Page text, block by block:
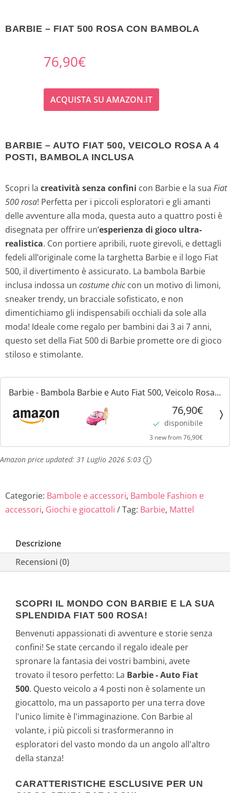
BARBIE – FIAT 500 ROSA CON BAMBOLA
76,90€
ACQUISTA SU AMAZON.IT
BARBIE – AUTO FIAT 500, VEICOLO ROSA A 4
POSTI, BAMBOLA INCLUSA
Scopri la creatività senza confini con Barbie e la sua Fiat
500 rosa! Perfetta per i piccoli esploratori e gli amanti
delle avventure alla moda, questa auto a quattro posti è
disegnata per offrire un’esperienza di gioco ultra-
realistica. Con portiere apribili, ruote girevoli, e dettagli
fedeli all’originale come la targhetta Barbie e il logo Fiat
500, il divertimento è assicurato. La bambola Barbie
inclusa indossa un costume chiccon un motivo di limoni,
sneaker trendy, un bracciale sofisticato, e non
dimentichiamo gli indispensabili occhiali da sole alla
moda! Ideale come regalo per bambini dai 3 ai 7 anni,
questo set della Fiat 500 di Barbie promette ore di gioco
stiloso e stimolante.
Barbie - Bambola Barbie e Auto Fiat 500, Veicolo Rosa a
4 Posti con Bambola Barbie, Abito e Accessori,
Giocattolo per Bambini 3+ Anni, HGV03
76,90€
disponibile
3 new from 76,90€
Amazon price updated: 31 Luglio 2026 5:03
Categorie: Bambole e accessori, Bambole Fashion e
accessori, Giochi e giocattoli Tag: Barbie, Mattel
Descrizione
Recensioni (0)
SCOPRI IL MONDO CON BARBIE E LA SUA
SPLENDIDA FIAT 500 ROSA!
Benvenuti appassionati di avventure e storie senza
confini! Se state cercando il regalo ideale per
spronare la fantasia dei vostri bambini, avete
trovato il tesoro perfetto: La Barbie - Auto Fiat
500. Questo veicolo a 4 posti non è solamente un
giocattolo, ma un passaporto per una terra dove
l'unico limite è l'immaginazione. Con Barbie al
volante, i più piccoli si trasformeranno in
esploratori del vasto mondo da un angolo all'altro
della stanza!
CARATTERISTICHE ESCLUSIVE PER UN